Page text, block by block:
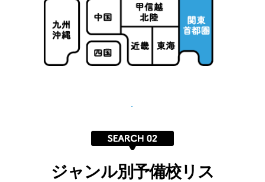
ジャンル別予備校リス